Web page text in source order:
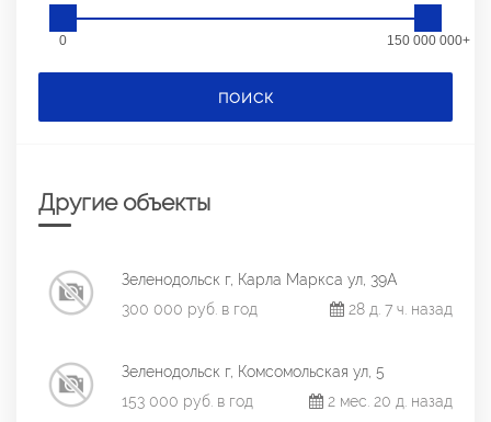
0 150 000 000+
ПОИСК
Другие объекты
Зеленодольск г, Карла Маркса ул, 39А
300 000 руб. в год
28 д. 7 ч. назад
Зеленодольск г, Комсомольская ул, 5
153 000 руб. в год
2 мес. 20 д. назад